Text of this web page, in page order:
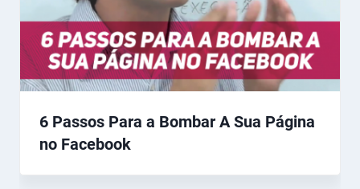
6 Passos Para a Bombar A Sua Página
no Facebook